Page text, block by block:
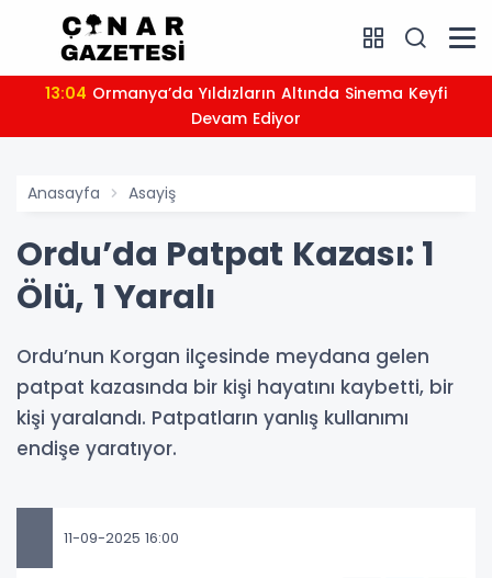
13:04
Devam Ediyor
Anasayfa Asayiş
Ordu’da Patpat Kazası: 1
Ölü, 1 Yaralı
Ordu’nun Korgan ilçesinde meydana gelen
patpat kazasında bir kişi hayatını kaybetti, bir
kişi yaralandı. Patpatların yanlış kullanımı
endişe yaratıyor.
11-09-2025 16:00